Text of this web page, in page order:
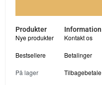
Produkter
Nye produkter
Bestsellere
På lager
Information
Kontakt os
Betalinger
Tilbagebetale